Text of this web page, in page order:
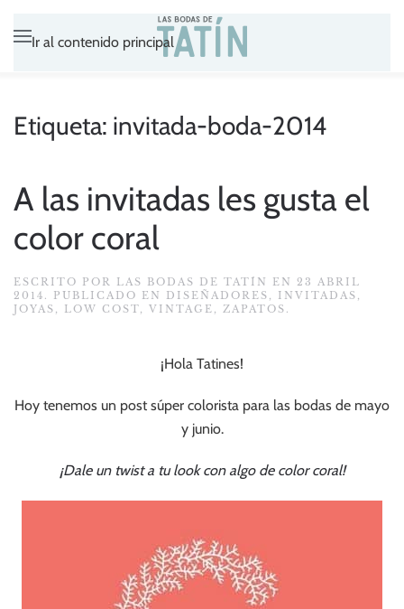
Ir al contenido principal
Etiqueta: invitada-boda-2014
A las invitadas les gusta el
color coral
ESCRITO POR LAS BODAS DE TATÍN EN 23 ABRIL
2014 . PUBLICADO EN DISEÑADORES , INVITADAS ,
JOYAS , LOW COST, VINTAGE , ZAPATOS .
¡Hola Tatines!
Hoy tenemos un post súper colorista para las bodas de mayo
y junio.
¡Dale un twist a tu look con algo de color coral!